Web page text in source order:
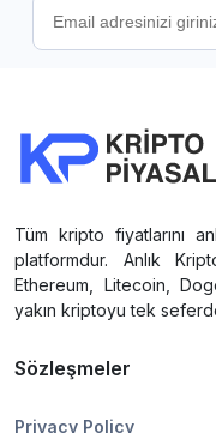
Tüm kripto fiyatlarını
platformdur. Anlık
Ethereum, Litecoin,
yakın kriptoyu tek
Sözleşmeler
Privacy Policy